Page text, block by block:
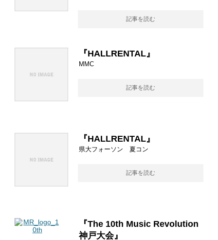
記事を読む
『HALLRENTAL』
MMC
記事を読む
『HALLRENTAL』
県大フォーソン 夏コン
記事を読む
『The 10th Music Revolution
神戸大会』